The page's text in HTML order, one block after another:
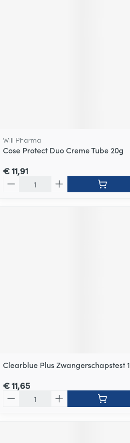
Will Pharma
Cose Protect Duo Creme Tube 20g
€ 11,91
Clearblue Plus Zwangerschapstest 1
€ 11,65